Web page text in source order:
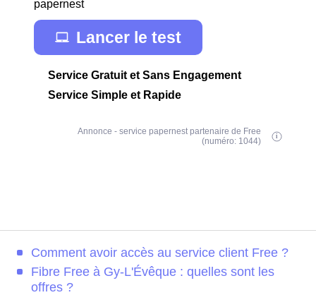
papernest
Lancer le test
Service Gratuit et Sans Engagement
Service Simple et Rapide
Annonce - service papernest partenaire de Free
(numéro: 1044)
Comment avoir accès au service client Free ?
Fibre Free à Gy-L'Évêque : quelles sont les
offres ?